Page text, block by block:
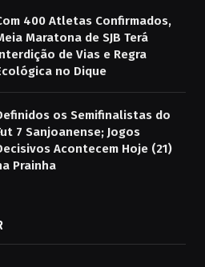
400 Atletas Confirmados,
Maratona de SJB Terá
de Vias e Regra
no Dique
os Semifinalistas do
7 Sanjoanense; Jogos
Acontecem Hoje (21)
Prainha